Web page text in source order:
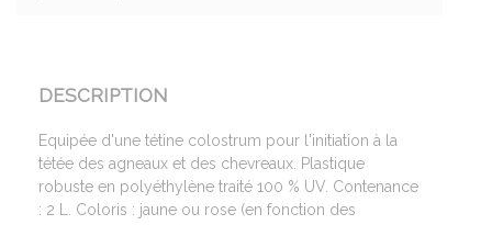
DESCRIPTION
Equipée d'une tétine colostrum pour l'initiation à la
tétée des agneaux et des chevreaux. Plastique
robuste en polyéthylène traité 100 % UV. Contenance
: 2 L. Coloris : jaune ou rose (en fonction des